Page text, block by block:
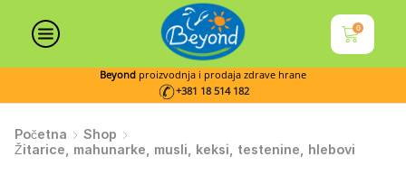
0
Beyond proizvodnja i prodaja zdrave hrane
+381 18 514 182
Početna
Shop
Žitarice, mahunarke, musli, keksi, testenine, hlebovi